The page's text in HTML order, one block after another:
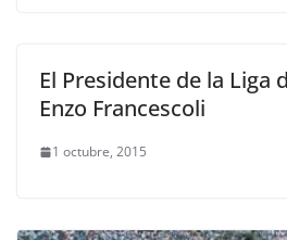
El Presidente de la Liga
Enzo Francescoli
1 octubre, 2015